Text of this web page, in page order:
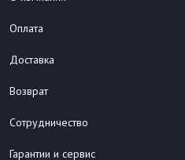
Оплата
Доставка
Возврат
Сотрудничество
Гарантии и сервис